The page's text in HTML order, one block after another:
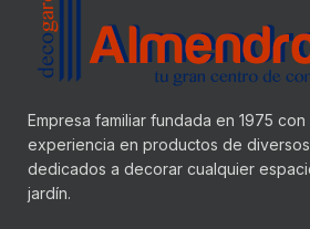
Empresa familiar fundada en 1975 con
experiencia en productos de
dedicados a decorar cualquier
jardín.